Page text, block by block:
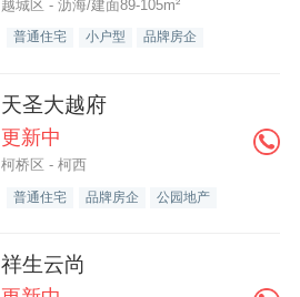
越城区 - 沥海/建面89-105m²
普通住宅 小户型 品牌房企
天圣大越府
更新中
柯桥区 - 柯西
普通住宅 品牌房企 公园地产
祥生云尚